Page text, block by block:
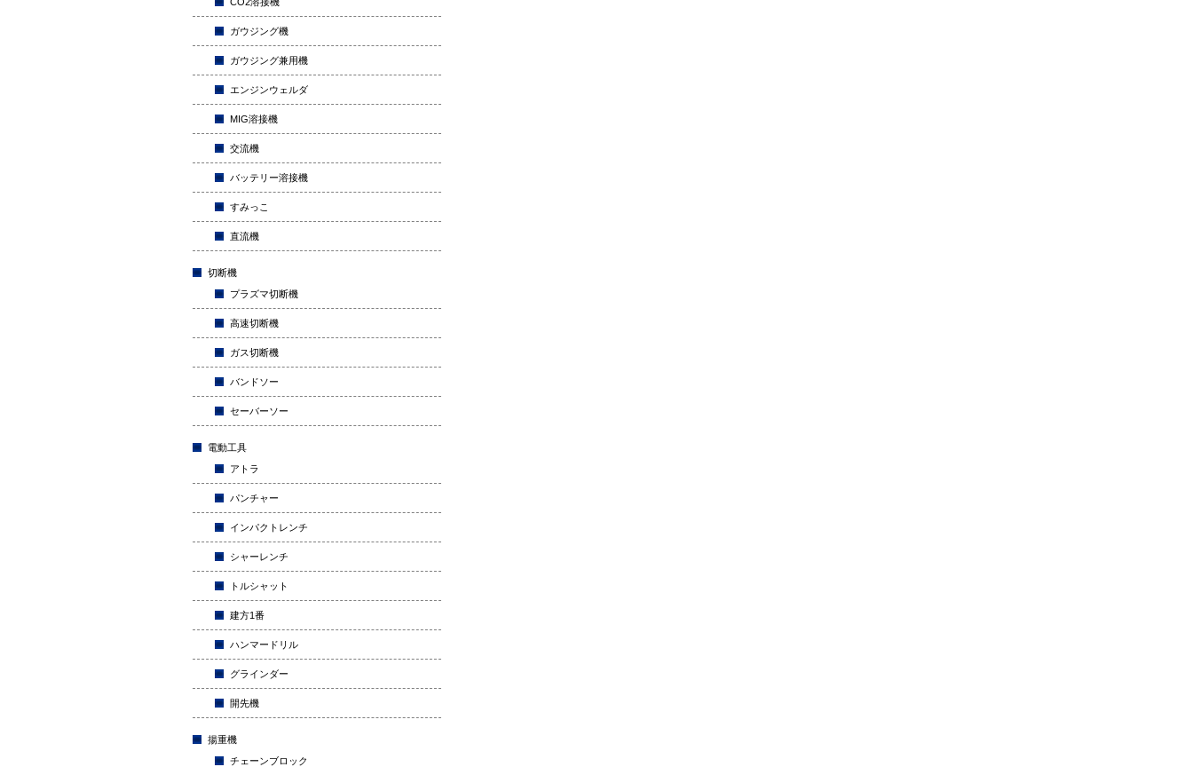
ガウジング機
ガウジング兼用機
エンジンウェルダ
MIG溶接機
交流機
バッテリー溶接機
すみっこ
直流機
切断機
プラズマ切断機
高速切断機
ガス切断機
バンドソー
セーバーソー
電動工具
アトラ
パンチャー
インパクトレンチ
シャーレンチ
トルシャット
建方1番
ハンマードリル
グラインダー
開先機
揚重機
チェーンブロック